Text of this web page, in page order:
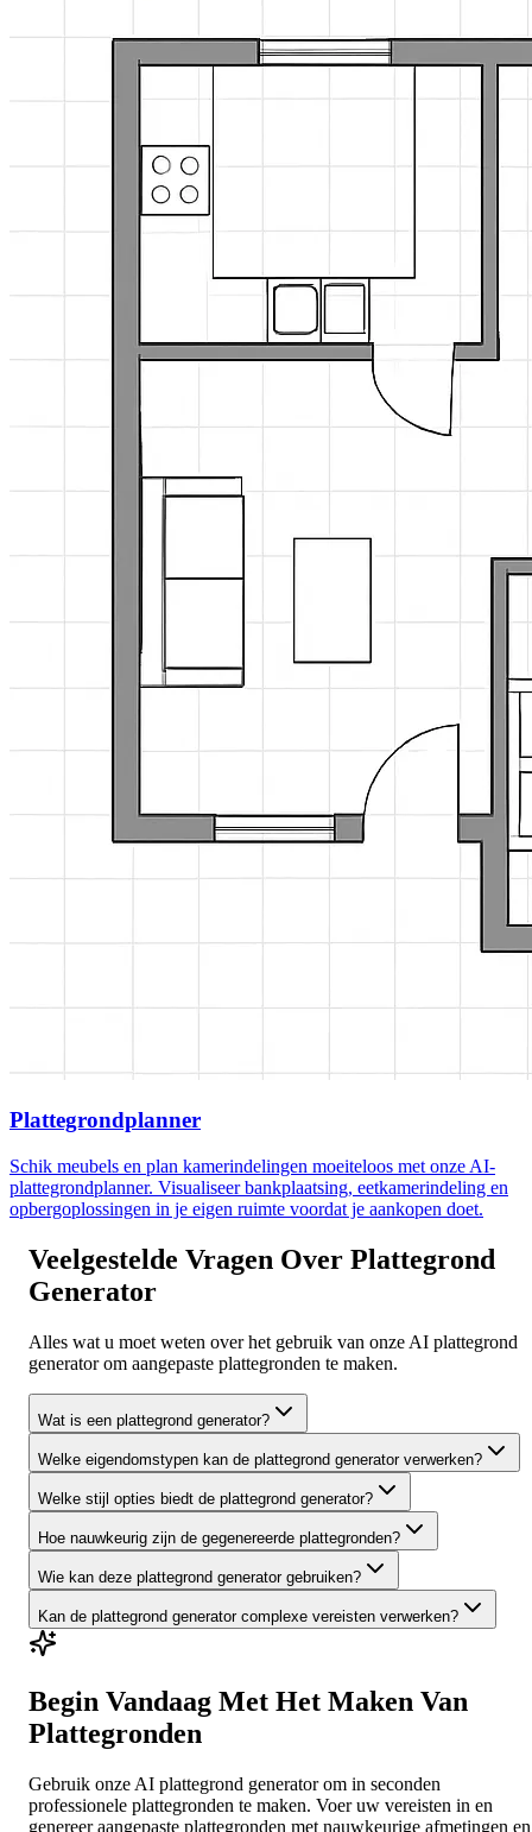
Plattegrondplanner
Schik meubels en plan kamerindelingen moeiteloos met onze AI-
plattegrondplanner. Visualiseer bankplaatsing, eetkamerindeling en
opbergoplossingen in je eigen ruimte voordat je aankopen doet.
Veelgestelde Vragen Over Plattegrond
Generator
Alles wat u moet weten over het gebruik van onze AI plattegrond
generator om aangepaste plattegronden te maken.
Wat is een plattegrond generator?
Welke eigendomstypen kan de plattegrond generator verwerken?
Welke stijl opties biedt de plattegrond generator?
Hoe nauwkeurig zijn de gegenereerde plattegronden?
Wie kan deze plattegrond generator gebruiken?
Kan de plattegrond generator complexe vereisten verwerken?
Begin Vandaag Met Het Maken Van
Plattegronden
Gebruik onze AI plattegrond generator om in seconden
professionele plattegronden te maken. Voer uw vereisten in en
genereer aangepaste plattegronden met nauwkeurige afmetingen en